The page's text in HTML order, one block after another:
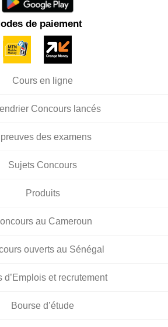
de paiement
Cours en ligne
Concours lancés
des examens
Sujets Concours
Produits
au Cameroun
ouverts au Sénégal
d’Emplois et recrutement
Bourse d’étude